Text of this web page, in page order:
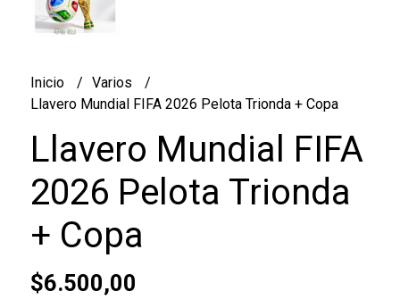
Inicio
Varios
Llavero Mundial FIFA 2026 Pelota Trionda + Copa
Llavero Mundial FIFA
2026 Pelota Trionda
+ Copa
$6.500,00